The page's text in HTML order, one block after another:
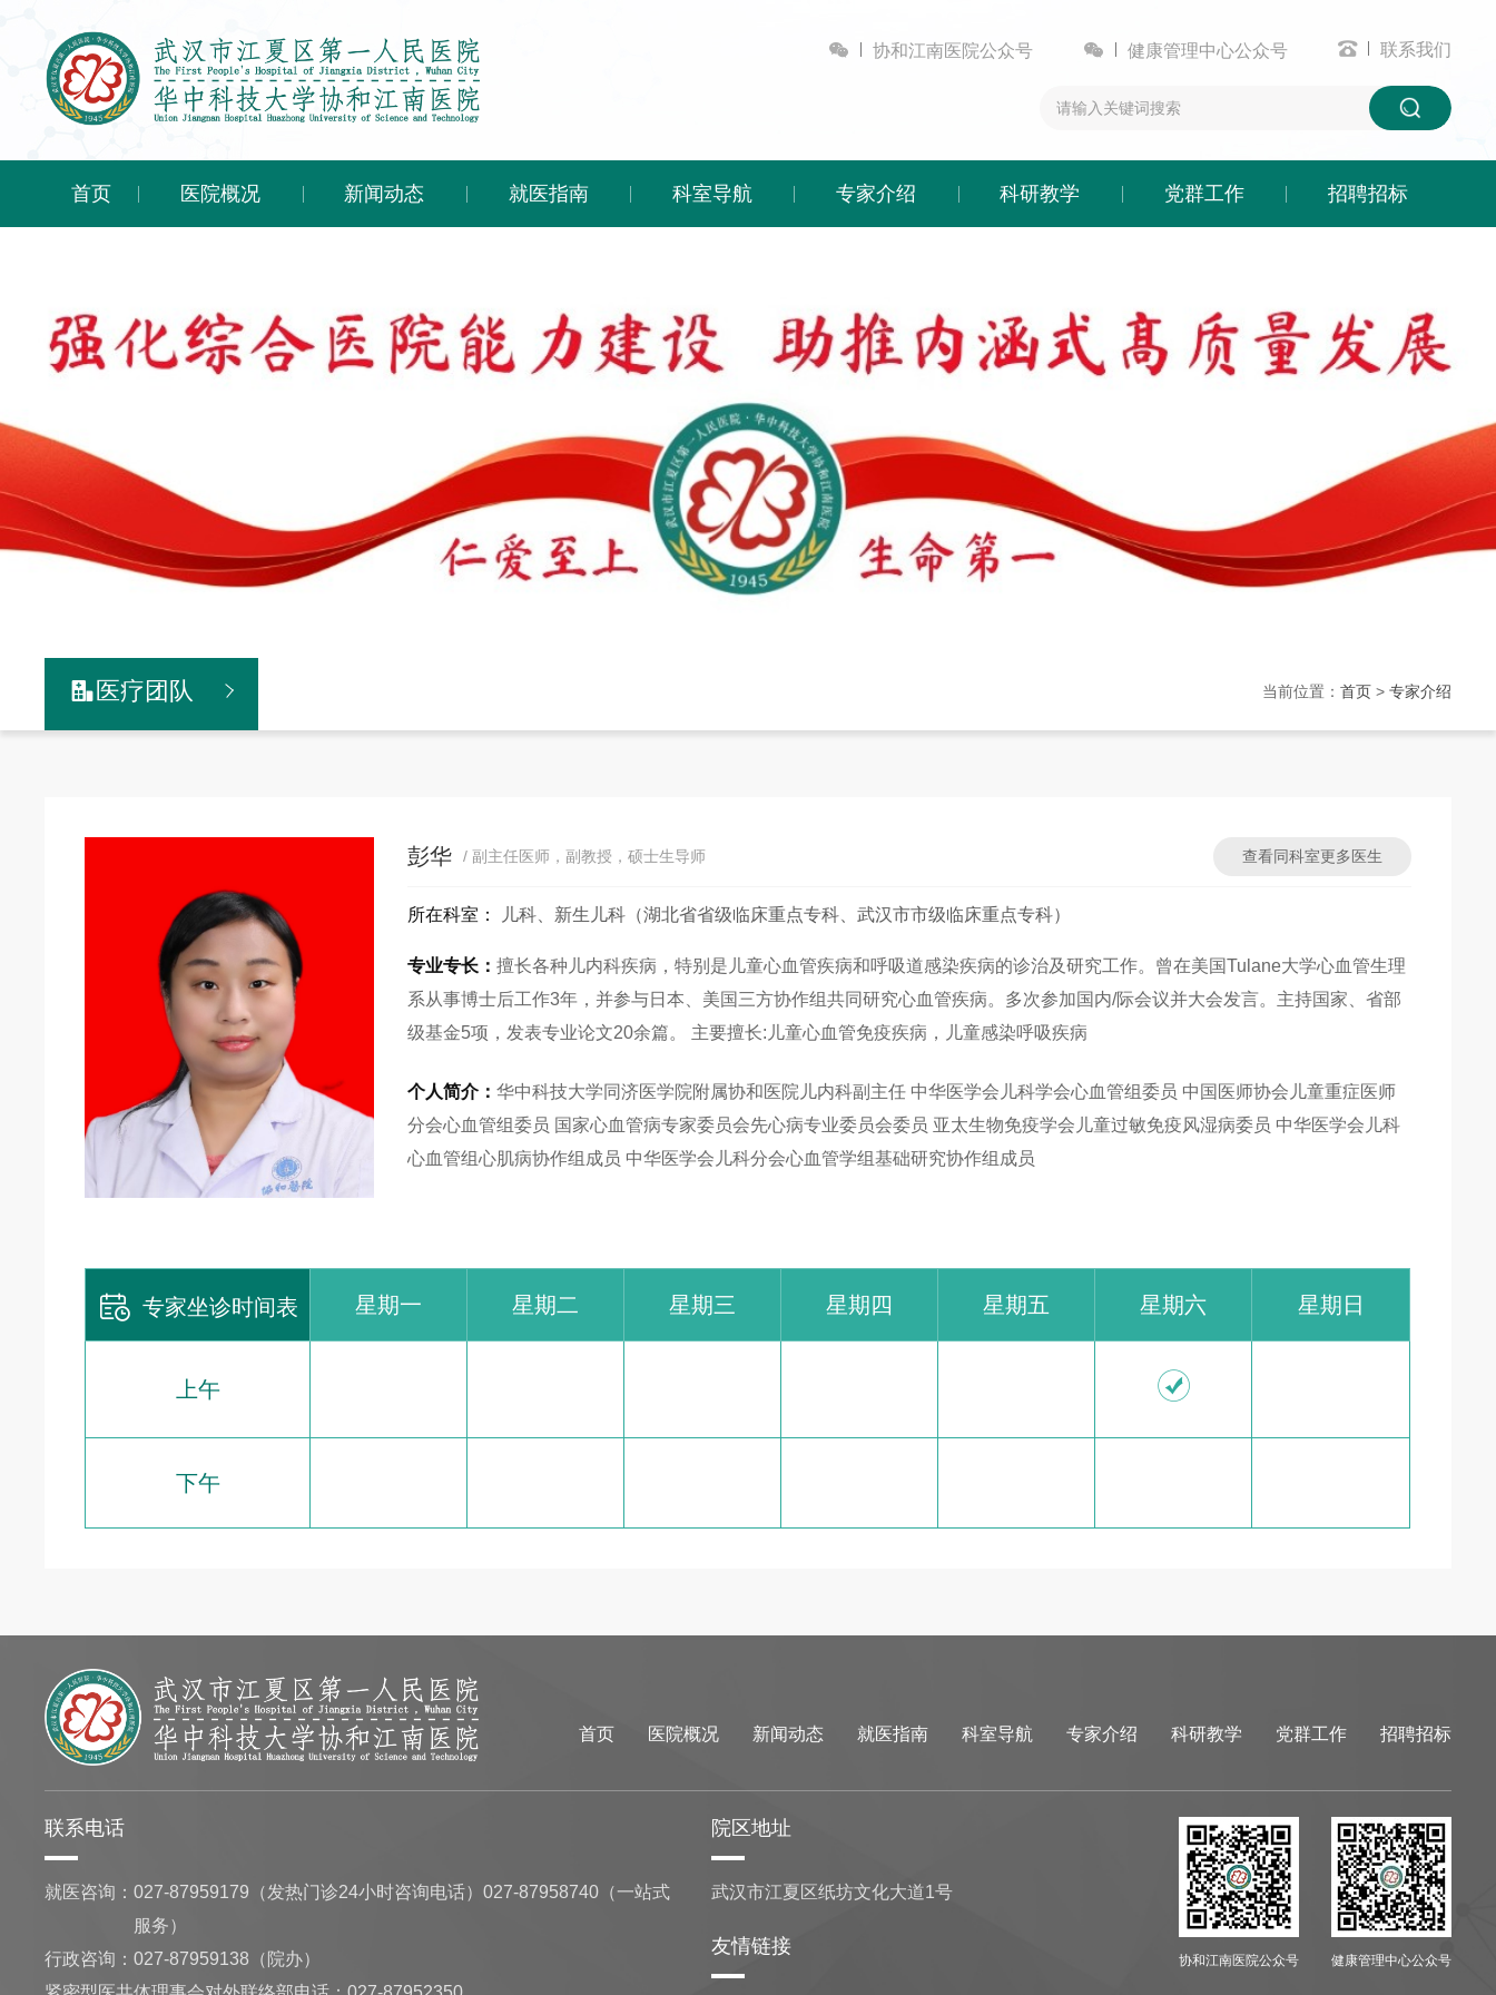
 协和江南医院公众号  健康管理中心公众号  联系我们
首页 医院概况 新闻动态 就医指南 科室导航 专家介绍 科研教学 党群工作 招聘招标
 医疗团队 当前位置： 首页> 专家介绍
查看同科室更多医生
彭华 / 副主任医师，副教授，硕士生导师
所在科室： 儿科、新生儿科（湖北省省级临床重点专科、武汉市市级临床重点专科）
专业专长：擅长各种儿内科疾病，特别是儿童心血管疾病和呼吸道感染疾病的诊治及研究工作。曾在美国Tulane大学心血管生理
系从事博士后工作3年，并参与日本、美国三方协作组共同研究心血管疾病。多次参加国内/际会议并大会发言。主持国家、省部
级基金5项，发表专业论文20余篇。 主要擅长:儿童心血管免疫疾病，儿童感染呼吸疾病
个人简介：华中科技大学同济医学院附属协和医院儿内科副主任 中华医学会儿科学会心血管组委员 中国医师协会儿童重症医师
分会心血管组委员 国家心血管病专家委员会先心病专业委员会委员 亚太生物免疫学会儿童过敏免疫风湿病委员 中华医学会儿科
心血管组心肌病协作组成员 中华医学会儿科分会心血管学组基础研究协作组成员
 专家坐诊时间表 星期一 星期二 星期三 星期四 星期五 星期六 星期日
上午 
下午
首页 医院概况 新闻动态 就医指南 科室导航 专家介绍 科研教学 党群工作 招聘招标
协和江南医院公众号 健康管理中心公众号
联系电话
就医咨询：027-87959179（发热门诊24小时咨询电话）027-87958740（一站式
服务）
行政咨询：027-87959138（院办）
院区地址
武汉市江夏区纸坊文化大道1号
友情链接